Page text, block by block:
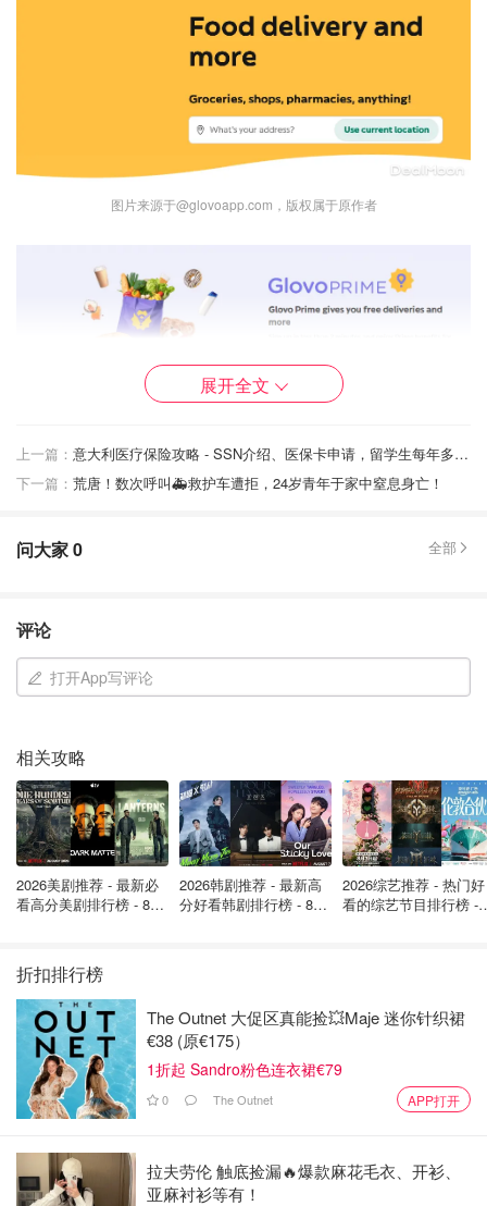
图片来源于@glovoapp.com，版权属于原作者
Deliveroo
这款app也是在意大利一二线城市应用非常广泛的外卖
示 Gold 每月 5.99 欧元，达到门槛就免配送，还包含延时补
偿与服务费优惠，重度外卖用户很划算。但是会员免运通常
设有最低消费门槛，点小单可能不划算。支持“无接触配
送”，安心省心。
可能的问题在于小城镇覆盖面小，餐厅选择小且配送时段明
适合在一二线城市生活、口味比较稳定或者需要会员长期节
约配送费的用户。
展开全文
上一篇：
意大利医疗保险攻略 - SSN介绍、医保卡申请，留学生每年多少保险？
下一篇： 荒唐！数次呼叫🚑救护车遭拒，24岁青年于家中窒息身亡！
问大家0 全部
评论
打开App写评论
相关攻略
2026美剧推荐 - 最新必
看高分美剧排行榜 - 8月
2026韩剧推荐 - 最新高
分好看韩剧排行榜 - 8月
2026综艺推荐 - 热门好
看的综艺节目排行榜 -
折扣排行榜
The Outnet 大促区真能捡💥Maje 迷你针织裙
€38 (原€175）
1折起 Sandro粉色连衣裙€79
0 The Outnet APP打开
拉夫劳伦 触底捡漏🔥爆款麻花毛衣、开衫、
亚麻衬衫等有！